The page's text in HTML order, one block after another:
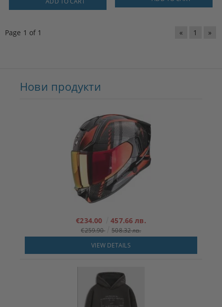
Page 1 of 1 « 1 »
Нови продукти
€234.00 457.66 лв.
€259.90
508.32 лв.
VIEW DETAILS